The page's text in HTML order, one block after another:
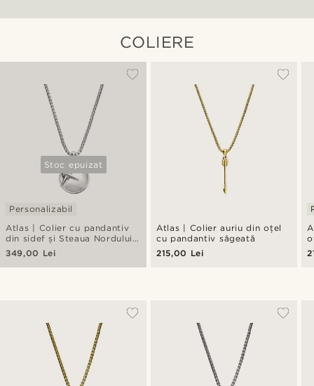
COLIERE
Stoc epuizat
Atlas | Colier cu pandantiv
din sidef și Steaua Nordului -
ediție limitată
Personalizabil
349,00 Lei
Atlas | Colier auriu din oțel
cu pandantiv săgeată
215,00 Lei